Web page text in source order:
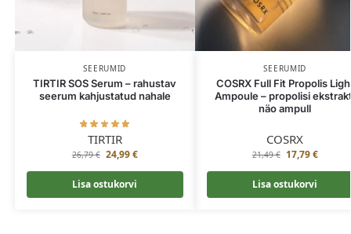
SEERUMID
TIRTIR SOS Serum – rahustav
seerum kahjustatud nahale
TIRTIR
26,79€ 24,99€
Lisa ostukorvi
SEERUMID
COSRX Full Fit Propolis
Ampoule – propolisi
näo ampull
COSRX
21,49€ 17,79€
Lisa ostukorvi